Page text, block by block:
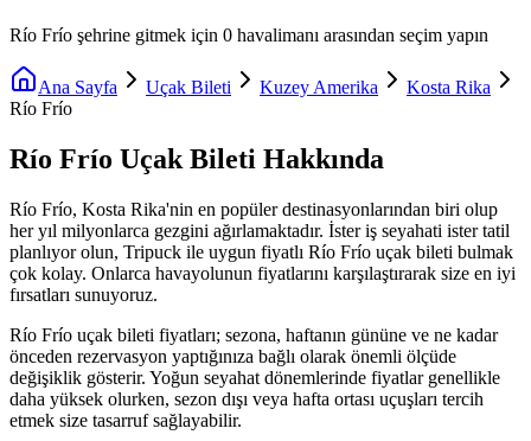
Río Frío şehrine gitmek için 0 havalimanı arasından seçim yapın
Ana Sayfa Uçak Bileti Kuzey Amerika
Kosta Rika
Río Frío
Río Frío Uçak Bileti Hakkında
Río Frío, Kosta Rika'nin en popüler destinasyonlarından biri olup
her yıl milyonlarca gezgini ağırlamaktadır. İster iş seyahati ister tatil
planlıyor olun, Tripuck ile uygun fiyatlı Río Frío uçak bileti bulmak
çok kolay. Onlarca havayolunun fiyatlarını karşılaştırarak size en iyi
fırsatları sunuyoruz.
Río Frío uçak bileti fiyatları; sezona, haftanın gününe ve ne kadar
önceden rezervasyon yaptığınıza bağlı olarak önemli ölçüde
değişiklik gösterir. Yoğun seyahat dönemlerinde fiyatlar genellikle
daha yüksek olurken, sezon dışı veya hafta ortası uçuşları tercih
etmek size tasarruf sağlayabilir.